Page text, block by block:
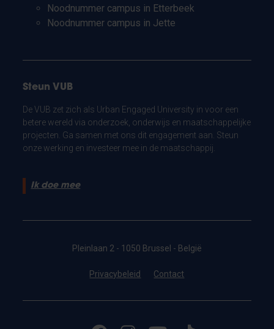
Noodnummer campus in Etterbeek
Noodnummer campus in Jette
Steun VUB
De VUB zet zich als Urban Engaged University in voor een
betere wereld via onderzoek, onderwijs en maatschappelijke
projecten. Ga samen met ons dit engagement aan. Steun
onze werking en investeer mee in de maatschappij.
Ik doe mee
Pleinlaan 2 - 1050 Brussel - België
Privacybeleid Contact